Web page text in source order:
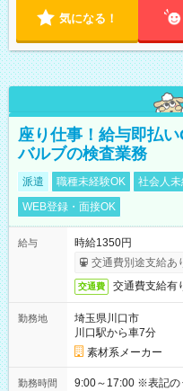
気になる！
座り仕事！給与即払
バルブの検査業務
派遣 職種未経験OK 社会人
WEB登録・面接OK
給与
時給1350円
交通費別途支給あ
交通費 交通費支給有
勤務地
埼玉県川口市
川口駅から車7分
素材系メーカー
勤務時間 9:00～17:00